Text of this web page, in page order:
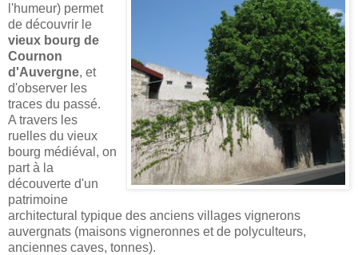
l'humeur) permet
de découvrir le
vieux bourg de
Cournon
d'Auvergne, et
d'observer les
traces du passé.
A travers les
ruelles du vieux
bourg médiéval, on
part à la
découverte d'un
patrimoine
architectural typique des anciens villages vignerons
auvergnats (maisons vigneronnes et de polyculteurs,
anciennes caves, tonnes).